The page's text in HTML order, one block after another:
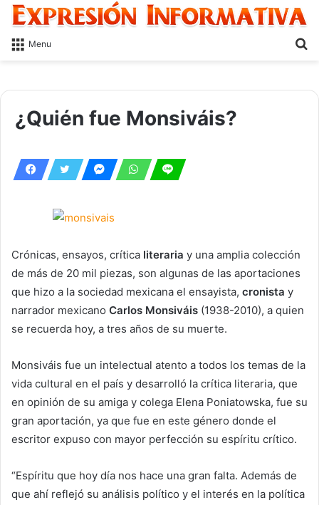
Menu
¿Quién fue Monsiváis?
Crónicas, ensayos, crítica literaria y una amplia colección
de más de 20 mil piezas, son algunas de las aportaciones
que hizo a la sociedad mexicana el ensayista, cronista y
narrador mexicano Carlos Monsiváis (1938-2010), a quien
se recuerda hoy, a tres años de su muerte.
Monsiváis fue un intelectual atento a todos los temas de la
vida cultural en el país y desarrolló la crítica literaria, que
en opinión de su amiga y colega Elena Poniatowska, fue su
gran aportación, ya que fue en este género donde el
escritor expuso con mayor perfección su espíritu crítico.
“Espíritu que hoy día nos hace una gran falta. Además de
que ahí reflejó su análisis político y el interés en la política